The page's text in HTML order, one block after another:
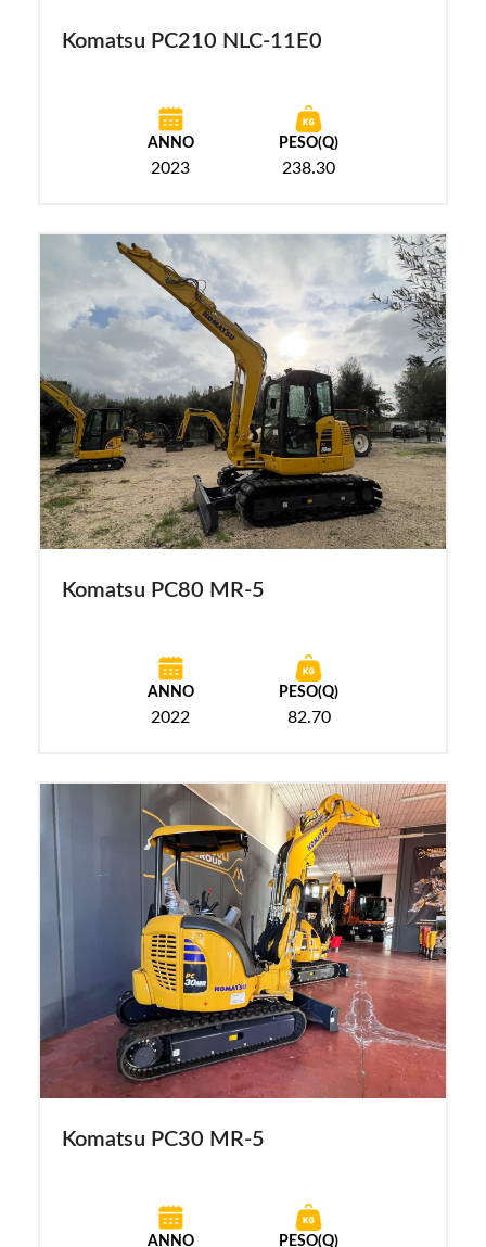
Komatsu PC210 NLC-11E0
ANNO
2023
PESO(Q)
238.30
Komatsu PC80 MR-5
ANNO
2022
PESO(Q)
82.70
Komatsu PC30 MR-5
ANNO PESO(Q)